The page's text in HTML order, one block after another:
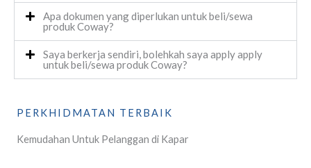
Apa dokumen yang diperlukan untuk beli/sewa
produk Coway?
Saya berkerja sendiri, bolehkah saya apply apply
untuk beli/sewa produk Coway?
PERKHIDMATAN TERBAIK
Kemudahan Untuk Pelanggan di Kapar